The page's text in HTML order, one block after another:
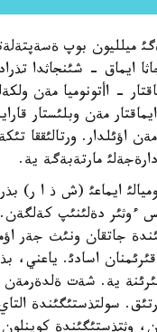
ميلليون بوپ
ايماق - شئنجاثدا
- اأتونوميا مةن
مةن وبلئستار
اؤئلدار. ورتالئققا
دارةجةلئ مارتةبةگة ية.
ايماعئ (ش ذ ا ر)
ءوثئر دةلئنئپ كةلگةن.
اسادئ. ياعني،
ية. شةت
ارتئق. سولتذستئگئندة